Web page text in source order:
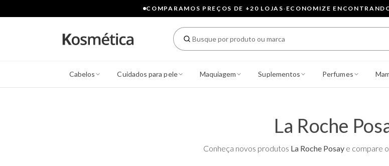
COMPARAMOS PREÇOS DE +20 LOJAS· ECONOMIZE
Cabelos Cuidados para pele Maquiagem Suplementos Perfumes
La Roche
Conheça novos produtos La Roche Posay e compare